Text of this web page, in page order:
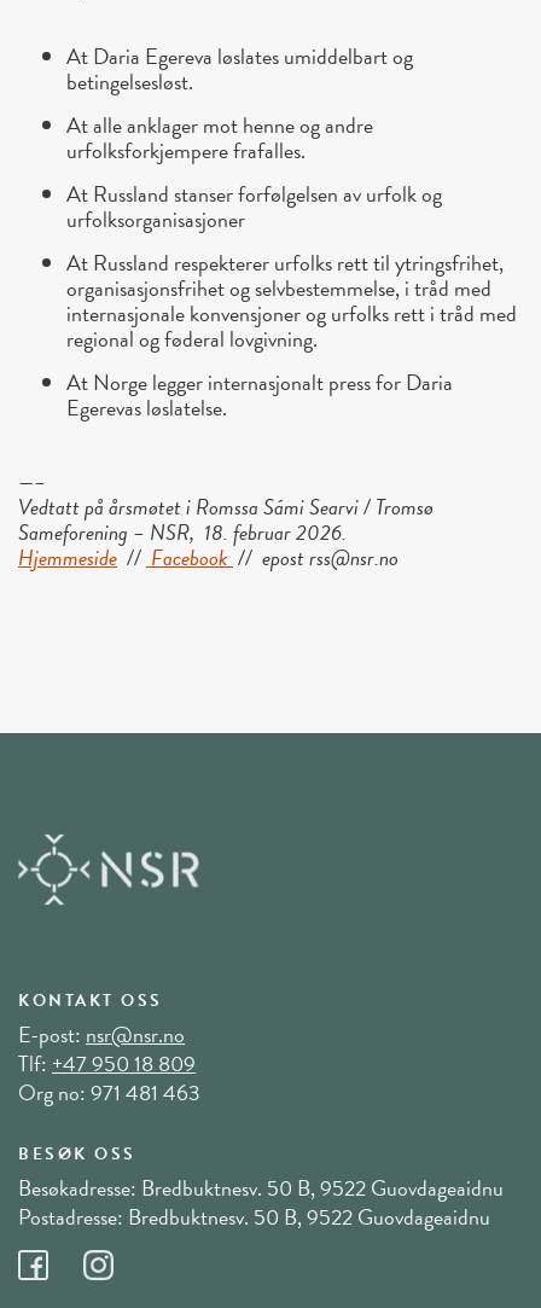
At Daria Egereva løslates umiddelbart og
betingelsesløst.
At alle anklager mot henne og andre
urfolksforkjempere frafalles.
At Russland stanser forfølgelsen av urfolk og
urfolksorganisasjoner
At Russland respekterer urfolks rett til ytringsfrihet,
organisasjonsfrihet og selvbestemmelse, i tråd med
internasjonale konvensjoner og urfolks rett i tråd med
regional og føderal lovgivning.
At Norge legger internasjonalt press for Daria
Egerevas løslatelse.
—–
Vedtatt på årsmøtet i Romssa Sámi Searvi / Tromsø
Sameforening – NSR, 18. februar 2026.
Hjemmeside // Facebook // epost rss@nsr.no
KONTAKT OSS
E-post: nsr@nsr.no
Tlf:+47 950 18 809
Org no: 971 481 463
BESØK OSS
Besøkadresse: Bredbuktnesv. 50 B, 9522 Guovdageaidnu
Postadresse: Bredbuktnesv. 50 B, 9522 Guovdageaidnu